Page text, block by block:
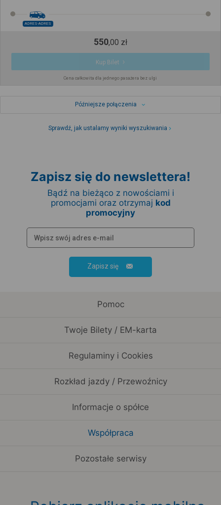
ADRES-ADRES
550,00 zł
Kup Bilet
Cena całkowita dla jednego pasażera bez ulgi
Późniejsze połączenia
Sprawdź, jak ustalamy wyniki wyszukiwania
Zapisz się do newslettera!
Bądź na bieżąco z nowościami i
promocjami oraz otrzymaj kod
promocyjny
Zapisz się
Pomoc
Twoje Bilety / EM-karta
Regulaminy i Cookies
Rozkład jazdy / Przewoźnicy
Informacje o spółce
Współpraca
Pozostałe serwisy